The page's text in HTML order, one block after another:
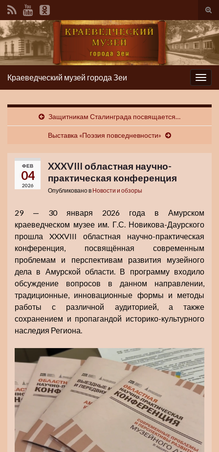
Вкл/
Вкл/
выкл
Краеведческий музей города Зеи
Защитникам Сталинграда посвящается…
Выставка «Поэзия повседневности»
ФЕВ
04
2026
XXXVIII областная научно-
практическая конференция
Опубликовано в Новости и обзоры
29 — 30 января 2026 года в Амурском
краеведческом музее им. Г.С. Новикова-Даурского
прошла XXXVIII областная научно-практическая
конференция, посвящённая современным
проблемам и перспективам развития музейного
дела в Амурской области. В программу входило
обсуждение вопросов в данном направлении,
традиционные, инновационные формы и методы
работы с различной аудиторией, а также
сохранением и пропагандой историко-культурного
наследия Региона.